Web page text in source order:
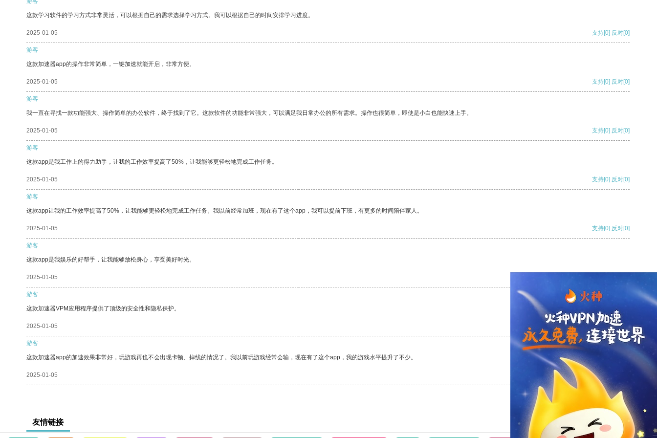
这款学习软件的学习方式非常灵活，可以根据自己的需求选择学习方式。我可以根据自己的时间安排学习进度。
2025-01-05 支持[0] 反对[0]
游客
这款加速器app的操作非常简单，一键加速就能开启，非常方便。
2025-01-05 支持[0] 反对[0]
游客
我一直在寻找一款功能强大、操作简单的办公软件，终于找到了它。这款软件的功能非常强大，可以满足我日常办公的所有需求。操作也很简单，即使是小白也能快速上手。
2025-01-05 支持[0] 反对[0]
游客
这款app是我工作上的得力助手，让我的工作效率提高了50%，让我能够更轻松地完成工作任务。
2025-01-05 支持[0] 反对[0]
游客
这款app让我的工作效率提高了50%，让我能够更轻松地完成工作任务。我以前经常加班，现在有了这个app，我可以提前下班，有更多的时间陪伴家人。
2025-01-05 支持[0] 反对[0]
游客
这款app是我娱乐的好帮手，让我能够放松身心，享受美好时光。
2025-01-05
游客
这款加速器VPM应用程序提供了顶级的安全性和隐私保护。
2025-01-05 支持 [0] 反对 [0]
游客
这款加速器app的加速效果非常好，玩游戏再也不会出现卡顿、掉线的情况了。我以前玩游戏经常会输，现在有了这个app，我的游戏水平提升了不少。
2025-01-05 支持
友情链接